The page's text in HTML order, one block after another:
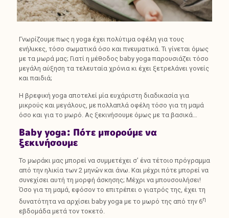
Γνωρίζουμε πως η yoga έχει πολύτιμα οφέλη για τους
ενήλικες, τόσο σωματικά όσο και πνευματικά. Τι γίνεται όμως
με τα μωρά μας; Γιατί η μέθοδος baby yoga παρουσιάζει τόσο
μεγάλη αύξηση τα τελευταία χρόνια κι έχει ξετρελάνει γονείς
και παιδιά;
Η βρεφική yoga αποτελεί μία ευχάριστη διαδικασία για
μικρούς και μεγάλους, με πολλαπλά οφέλη τόσο για τη μαμά
όσο και για το μωρό. Ας ξεκινήσουμε όμως με τα βασικά…
Baby yoga: Πότε μπορούμε να
ξεκινήσουμε
Το μωράκι μας μπορεί να συμμετέχει σ’ ένα τέτοιο πρόγραμμα
από την ηλικία των 2 μηνών και άνω. Και μέχρι πότε μπορεί να
συνεχίσει αυτή τη μορφή άσκησης; Μέχρι να μπουσουλήσει!
Όσο για τη μαμά, εφόσον το επιτρέπει ο γιατρός της, έχει τη
δυνατότητα να αρχίσει baby yoga με το μωρό της από την 6η
εβδομάδα μετά τον τοκετό.